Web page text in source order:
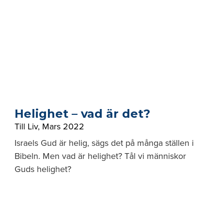
Helighet – vad är det?
Till Liv, Mars 2022
Israels Gud är helig, sägs det på många ställen i
Bibeln. Men vad är helighet? Tål vi människor
Guds helighet?